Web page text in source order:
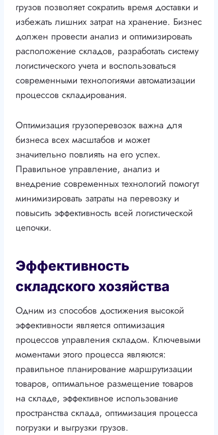
грузов позволяет сократить время доставки и
избежать лишних затрат на хранение. Бизнес
должен провести анализ и оптимизировать
расположение складов, разработать систему
логистического учета и воспользоваться
современными технологиями автоматизации
процессов складирования.
Оптимизация грузоперевозок важна для
бизнеса всех масштабов и может
значительно повлиять на его успех.
Правильное управление, анализ и
внедрение современных технологий помогут
минимизировать затраты на перевозку и
повысить эффективность всей логистической
цепочки.
Эффективность
складского хозяйства
Одним из способов достижения высокой
эффективности является оптимизация
процессов управления складом. Ключевыми
моментами этого процесса являются:
правильное планирование маршрутизации
товаров, оптимальное размещение товаров
на складе, эффективное использование
пространства склада, оптимизация процесса
погрузки и выгрузки грузов.